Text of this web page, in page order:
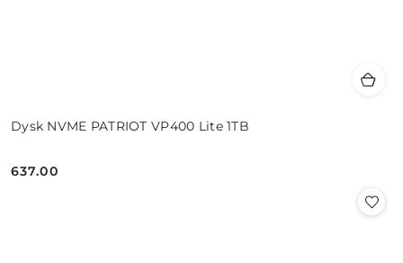
Dysk NVME PATRIOT VP400 Lite 1TB
Cena:
637.00